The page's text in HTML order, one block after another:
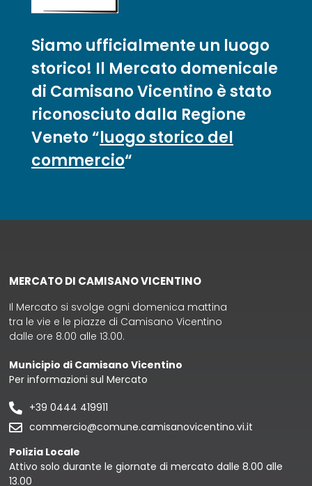
Siamo ufficialmente un luogo
storico! Il Mercato domenicale
di Camisano Vicentino è stato
riconosciuto dalla Regione
Veneto “luogo storico del
commercio“
MERCATO DI CAMISANO VICENTINO
Il Mercato si svolge ogni domenica mattina
tra le vie e le piazze di Camisano Vicentino
dalle ore 8.00 alle 13.00.
Municipio di Camisano Vicentino
Per informazioni sul Mercato
+39 0444 419911
commercio@comune.camisanovicentino.vi.it
Polizia Locale
Attivo solo durante le giornate di mercato dalle 8.00 alle
13.00